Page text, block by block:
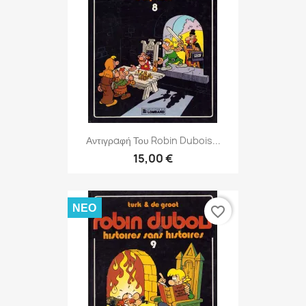
Αντιγραφή Του Robin Dubois...
15,00 €
ΝΈΟ favorite_border